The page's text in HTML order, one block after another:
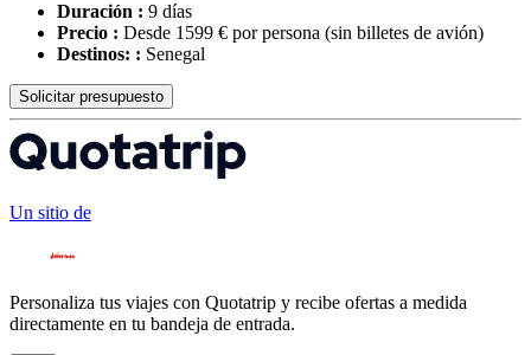
Duración : 9 días
Precio : Desde 1599 € por persona (sin billetes de avión)
Destinos: : Senegal
Solicitar presupuesto
Un sitio de
Personaliza tus viajes con Quotatrip y recibe ofertas a medida
directamente en tu bandeja de entrada.